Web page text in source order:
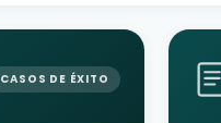
CASOS DE ÉXITO